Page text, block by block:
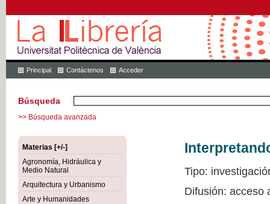
Principal Contáctenos Acceder
Búsqueda
>> Búsqueda avanzada
Materias [+/-]
Agronomía, Hidráulica y
Medio Natural
Arquitectura y Urbanismo
Arte y Humanidades
Tipo:
Difusión: acceso